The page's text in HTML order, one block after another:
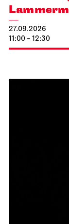
27.09.2026
11:00 - 12:30